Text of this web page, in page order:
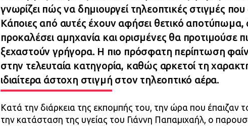
γνωρίζει πώς να δημιουργεί τηλεοπτικές στιγμές που
Κάποιες από αυτές έχουν αφήσει θετικό αποτύπωμα,
προκαλέσει αμηχανία και ορισμένες θα προτιμούσε
ξεχαστούν γρήγορα. Η πιο πρόσφατη περίπτωση
στην τελευταία κατηγορία, καθώς αρκετοί τη
ιδιαίτερα άστοχη στιγμή στον τηλεοπτικό αέρα.
Κατά την διάρκεια της εκπομπής του, την ώρα που έπαιζαν
την κατάσταση της υγείας του Γιάννη Παπαμιχαήλ, ο